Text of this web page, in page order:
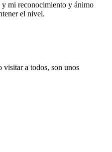
mi reconocimiento y ánimo
el nivel.
a todos, son unos